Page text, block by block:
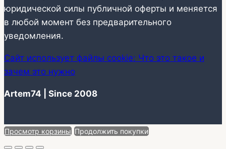
юридической силы публичной оферты и меняется
в любой момент без предварительного
уведомления.
Сайт использует файлы cookie: Что это такое и
зачем это нужно
Artem74 | Since 2008
Просмотр корзины Продолжить покупки